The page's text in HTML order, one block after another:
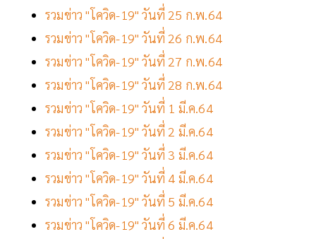
รวมข่าว "โควิด-19" วันที่ 25 ก.พ.64
รวมข่าว "โควิด-19" วันที่ 26 ก.พ.64
รวมข่าว "โควิด-19" วันที่ 27 ก.พ.64
รวมข่าว "โควิด-19" วันที่ 28 ก.พ.64
รวมข่าว "โควิด-19" วันที่ 1 มี.ค.64
รวมข่าว "โควิด-19" วันที่ 2 มี.ค.64
รวมข่าว "โควิด-19" วันที่ 3 มี.ค.64
รวมข่าว "โควิด-19" วันที่ 4 มี.ค.64
รวมข่าว "โควิด-19" วันที่ 5 มี.ค.64
รวมข่าว "โควิด-19" วันที่ 6 มี.ค.64